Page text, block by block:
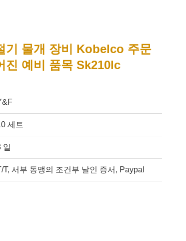
기 물개 장비 Kobelco 주문
진 예비 품목 Sk210lc
세트
일
T, 서부 동맹의 조건부 날인 증서, Paypal